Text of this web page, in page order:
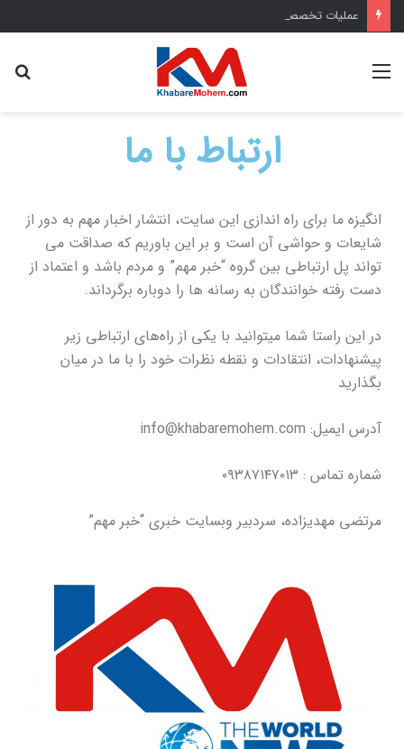
ارتباط با ما
انگیزه ما برای راه اندازی این سایت، انتشار اخبار مهم به دور از
شایعات و حواشی آن است و بر این باوریم که صداقت می
تواند پل ارتباطی بین گروه “خبر مهم” و مردم باشد و اعتماد از
دست رفته خوانندگان به رسانه ها را دوباره برگرداند.
در این راستا شما میتوانید با یکی از راه‌های ارتباطی زیر
پیشنهادات، انتقادات و نقطه نظرات خود را با ما در میان
بگذارید
آدرس ایمیل: info@khabaremohem.com
شماره تماس : ۰۹۳۸۷۱۴۷۰۱۳
مرتضی مهدیزاده، سردبیر وبسایت خبری “خبر مهم”